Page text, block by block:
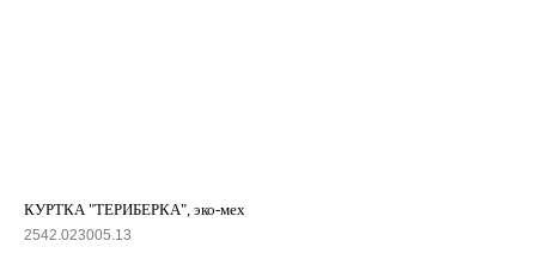
КУРТКА "ТЕРИБЕРКА", эко-мех
2542.023005.13